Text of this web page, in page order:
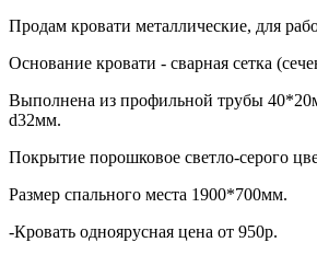
Продам кровати металлические, для
Основание кровати - сварная сетка
Выполнена из профильной трубы
d32мм.
Покрытие порошковое светло-серого
Размер спального места 1900*700мм.
-Кровать одноярусная цена от 950р.